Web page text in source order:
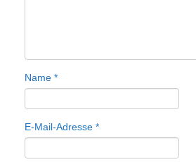
Name *
E-Mail-Adresse *